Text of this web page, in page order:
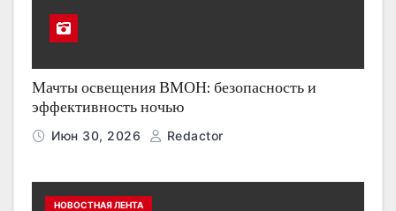
Мачты освещения ВМОН: безопасность и
эффективность ночью
Июн 30, 2026 Redactor
НОВОСТНАЯ ЛЕНТА